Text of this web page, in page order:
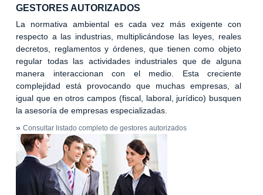
GESTORES AUTORIZADOS
La normativa ambiental es cada vez más exigente con
respecto a las industrias, multiplicándose las leyes, reales
decretos, reglamentos y órdenes, que tienen como objeto
regular todas las actividades industriales que de alguna
manera interaccionan con el medio. Esta creciente
complejidad está provocando que muchas empresas, al
igual que en otros campos (fiscal, laboral, jurídico) busquen
la asesoría de empresas especializadas.
» Consultar listado completo de gestores autorizados